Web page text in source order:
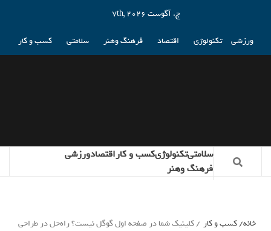
ج. آگوست 7th, 2026
ورزشی تکنولوژی اقتصاد فرهنگ وهنر سلامتی کسب و کار
سلامتیتکنولوژیکسب و کاراقتصادورزشی
فرهنگ وهنر
خانه کسب و کار
کلینیک شما در صفحه اول گوگل نیست؟ راه‌حل در طراحی